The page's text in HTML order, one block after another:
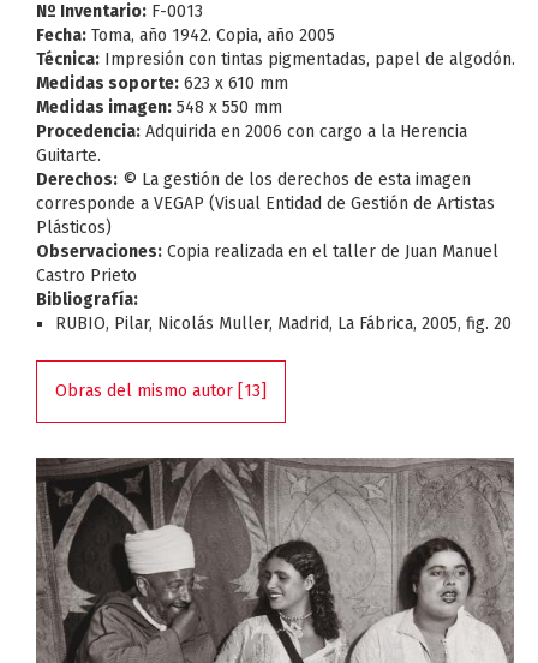
Nº Inventario: F-0013
Fecha: Toma, año 1942. Copia, año 2005
Técnica: Impresión con tintas pigmentadas, papel de algodón.
Medidas soporte: 623 x 610 mm
Medidas imagen: 548 x 550 mm
Procedencia: Adquirida en 2006 con cargo a la Herencia
Guitarte.
Derechos: © La gestión de los derechos de esta imagen
corresponde a VEGAP (Visual Entidad de Gestión de Artistas
Plásticos)
Observaciones: Copia realizada en el taller de Juan Manuel
Castro Prieto
Bibliografía:
RUBIO, Pilar, Nicolás Muller, Madrid, La Fábrica, 2005, fig. 20
Obras del mismo autor [13]